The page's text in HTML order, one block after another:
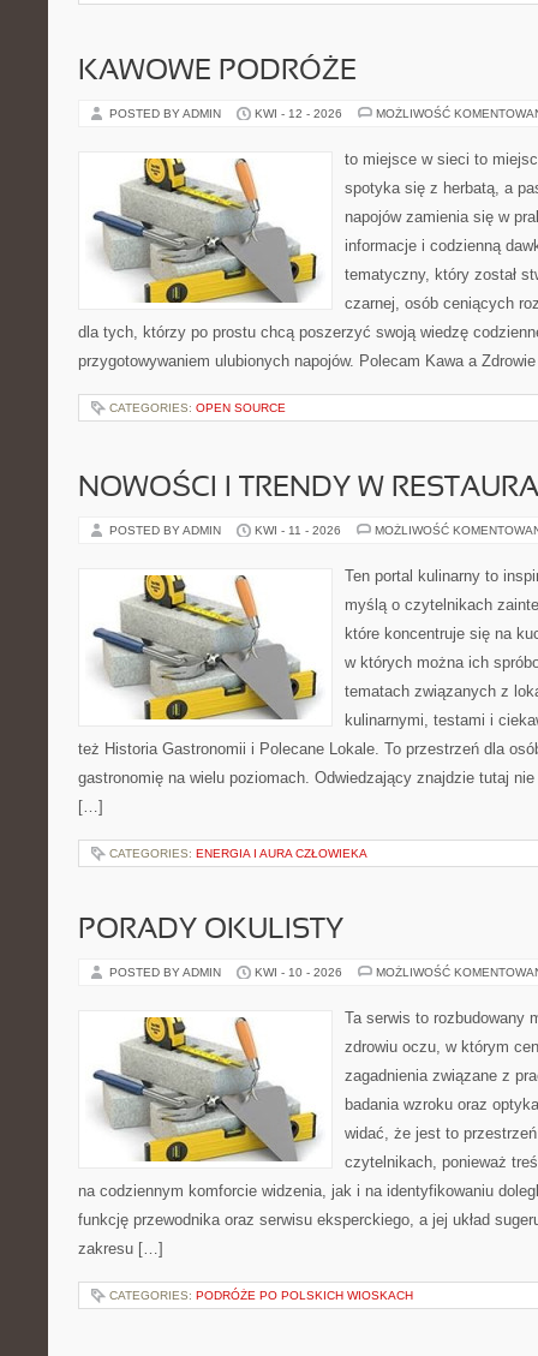
KAWOWE PODRÓŻE
POSTED BY ADMIN KWI - 12 - 2026 MOŻLIWOŚĆ
to miejsce w sieci to
spotyka się z herbatą, a
napojów zamienia się w
informacje i codzienną
tematyczny, który został
czarnej, osób ceniących
dla tych, którzy po prostu chcą poszerzyć swoją wiedzę
przygotowywaniem ulubionych napojów. Polecam Kawa a
CATEGORIES: OPEN SOURCE
NOWOŚCI I TRENDY W
POSTED BY ADMIN KWI - 11 - 2026 MOŻLIWOŚĆ
Ten portal kulinarny to
myślą o czytelnikach
które koncentruje się na
w których można ich
tematach związanych z
kulinarnymi, testami i
też Historia Gastronomii i Polecane Lokale. To przestrzeń dla
gastronomię na wielu poziomach. Odwiedzający znajdzie tutaj
[…]
CATEGORIES: ENERGIA I AURA CZŁOWIEKA
PORADY OKULISTY
POSTED BY ADMIN KWI - 10 - 2026 MOŻLIWOŚĆ
Ta serwis to rozbudowany
zdrowiu oczu, w którym
zagadnienia związane z
badania wzroku oraz
widać, że jest to
czytelnikach, ponieważ
na codziennym komforcie widzenia, jak i na identyfikowaniu
funkcję przewodnika oraz serwisu eksperckiego, a jej układ
zakresu […]
CATEGORIES: PODRÓŻE PO POLSKICH WIOSKACH